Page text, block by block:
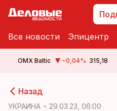
Все новости Эпицентр
OMX Baltic −0,04% 315,18
Назад
УКРАИНА 29.03.23, 06:00